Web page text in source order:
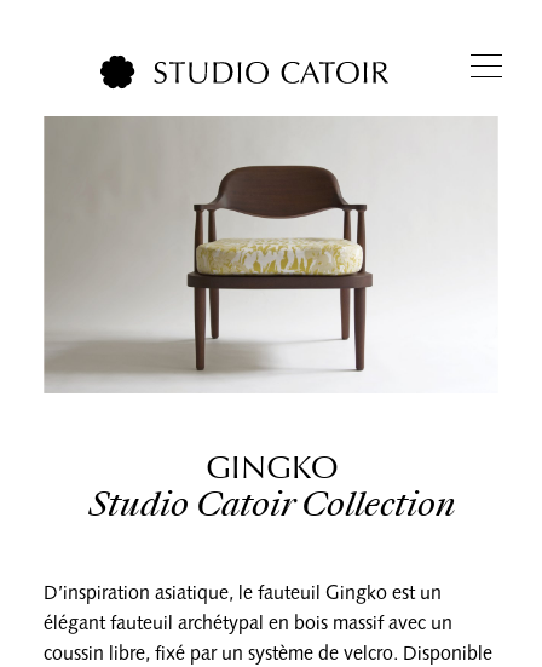
GINGKO
Studio Catoir Collection
D’inspiration asiatique, le fauteuil Gingko est un
élégant fauteuil archétypal en bois massif avec un
coussin libre, fixé par un système de velcro. Disponible